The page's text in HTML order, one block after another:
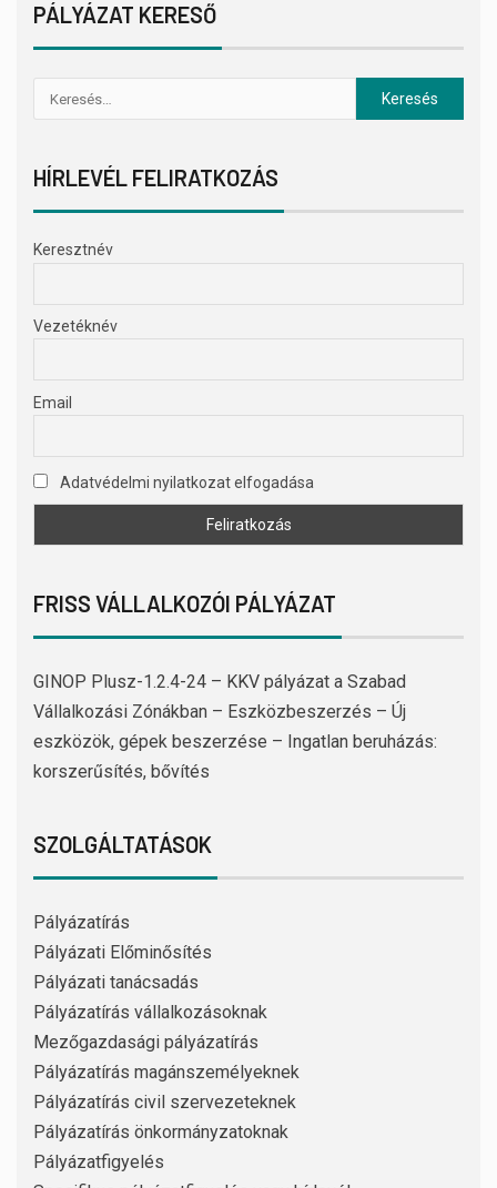
PÁLYÁZAT KERESŐ
HÍRLEVÉL FELIRATKOZÁS
Keresztnév
Vezetéknév
Email
Adatvédelmi nyilatkozat elfogadása
FRISS VÁLLALKOZÓI PÁLYÁZAT
GINOP Plusz-1.2.4-24 – KKV pályázat a Szabad
Vállalkozási Zónákban – Eszközbeszerzés – Új
eszközök, gépek beszerzése – Ingatlan beruházás:
korszerűsítés, bővítés
SZOLGÁLTATÁSOK
Pályázatírás
Pályázati Előminősítés
Pályázati tanácsadás
Pályázatírás vállalkozásoknak
Mezőgazdasági pályázatírás
Pályázatírás magánszemélyeknek
Pályázatírás civil szervezeteknek
Pályázatírás önkormányzatoknak
Pályázatfigyelés